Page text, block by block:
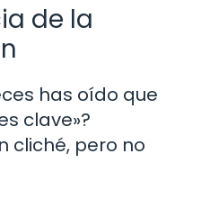
de la
has oído que
clave»?
cliché, pero no